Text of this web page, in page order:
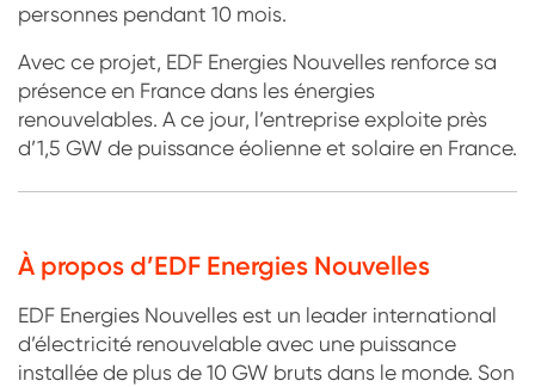
personnes pendant 10 mois.
Avec ce projet, EDF Energies Nouvelles renforce sa
présence en France dans les énergies
renouvelables. A ce jour, l’entreprise exploite près
d’1,5 GW de puissance éolienne et solaire en France.
À propos d’EDF Energies Nouvelles
EDF Energies Nouvelles est un leader international
d’électricité renouvelable avec une puissance
installée de plus de 10 GW bruts dans le monde. Son